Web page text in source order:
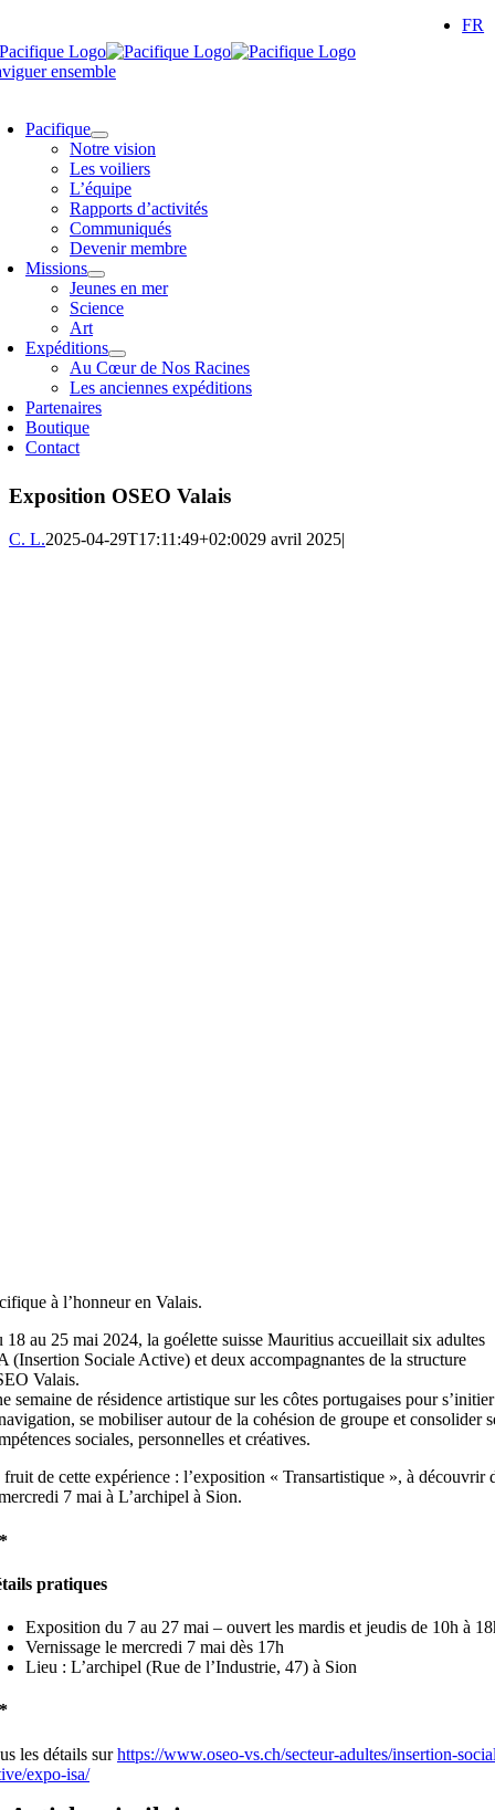
contenu
FR
ensemble
Pacifique
Notre vision
Les voiliers
L’équipe
Rapports d’activités
Communiqués
Devenir membre
Missions
Jeunes en mer
Science
Art
Expéditions
Au Cœur de Nos Racines
Les anciennes expéditions
Partenaires
Boutique
Contact
Exposition OSEO Valais
C. L.2025-04-29T17:11:49+02:0029 avril 2025|
à l’honneur en Valais.
18 au 25 mai 2024, la goélette suisse Mauritius accueillait six adultes
(Insertion Sociale Active) et deux accompagnantes de la structure
Valais.
semaine de résidence artistique sur les côtes portugaises pour
se mobiliser autour de la cohésion de groupe et consolider
sociales, personnelles et créatives.
de cette expérience : l’exposition « Transartistique », à découvrir
7 mai à L’archipel à Sion.
pratiques
Exposition du 7 au 27 mai – ouvert les mardis et jeudis de 10h à
Vernissage le mercredi 7 mai dès 17h
Lieu : L’archipel (Rue de l’Industrie, 47) à Sion
les détails surhttps://www.oseo-vs.ch/secteur-adultes/insertion-
expo-isa/